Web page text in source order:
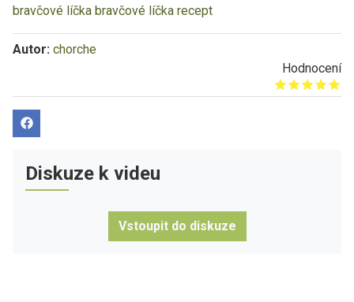
bravčové líčka bravčové líčka recept
Autor: chorche
Hodnocení
Give it 1/5
Give it 2/5
Give it 3/5
Give it 4/5
Give it 5/5
Diskuze k videu
Vstoupit do diskuze